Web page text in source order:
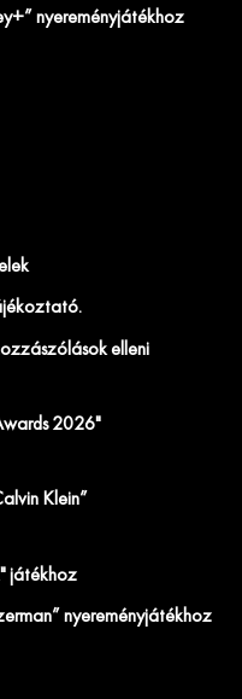
nyereményjátékhoz
elleni
2026"
Klein”
játékhoz
nyereményjátékhoz